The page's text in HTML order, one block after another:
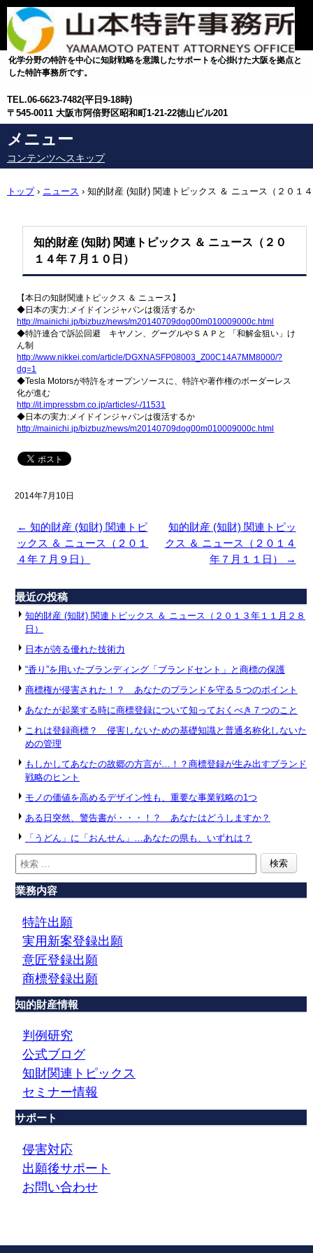
化学分野の特許を中心に知財戦略を意識したサポートを心掛けた大阪を拠点と
した特許事務所です。
TEL.06-6623-7482(平日9-18時)
〒545-0011 大阪市阿倍野区昭和町1-21-22徳山ビル201
メニュー
コンテンツへスキップ
トップ › ニュース › 知的財産 (知財) 関連トピックス ＆ ニュース（２０１４
年７月１０日）
知的財産 (知財) 関連トピックス ＆ ニュース（２０
１４年７月１０日）
【本日の知財関連トピックス ＆ ニュース】
◆日本の実力:メイドインジャパンは復活するか
http://mainichi.jp/bizbuz/news/m20140709dog00m010009000c.html
◆特許連合で訴訟回避 キヤノン、グーグルやＳＡＰと 「和解金狙い」け
ん制
http://www.nikkei.com/article/DGXNASFP08003_Z00C14A7MM8000/?
dg=1
◆Tesla Motorsが特許をオープンソースに、特許や著作権のボーダーレス
化が進む
http://it.impressbm.co.jp/articles/-/11531
◆日本の実力:メイドインジャパンは復活するか
http://mainichi.jp/bizbuz/news/m20140709dog00m010009000c.html
2014年7月10日
← 知的財産 (知財) 関連トピ
ックス ＆ ニュース（２０１
４年７月９日）
知的財産 (知財) 関連トピッ
クス ＆ ニュース（２０１４
年７月１１日）
→
最近の投稿
知的財産 (知財) 関連トピックス ＆ ニュース（２０１３年１１月２８
日）
日本が誇る優れた技術力
“香り”を用いたブランディング「ブランドセント」と商標の保護
商標権が侵害された！？ あなたのブランドを守る５つのポイント
あなたが起業する時に商標登録について知っておくべき７つのこと
これは登録商標？ 侵害しないための基礎知識と普通名称化しないた
めの管理
もしかしてあなたの故郷の方言が…！？商標登録が生み出すブランド
戦略のヒント
モノの価値を高めるデザイン性も、重要な事業戦略の1つ
ある日突然、警告書が・・・！？ あなたはどうしますか？
「うどん」に「おんせん」…あなたの県も、いずれは？
業務内容
特許出願
実用新案登録出願
意匠登録出願
商標登録出願
知的財産情報
判例研究
公式ブログ
知財関連トピックス
セミナー情報
サポート
侵害対応
出願後サポート
お問い合わせ